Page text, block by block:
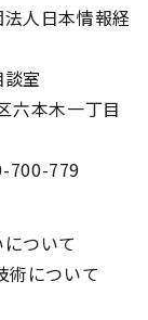
人日本情報経
室
本木一丁目
779
ついて
術について